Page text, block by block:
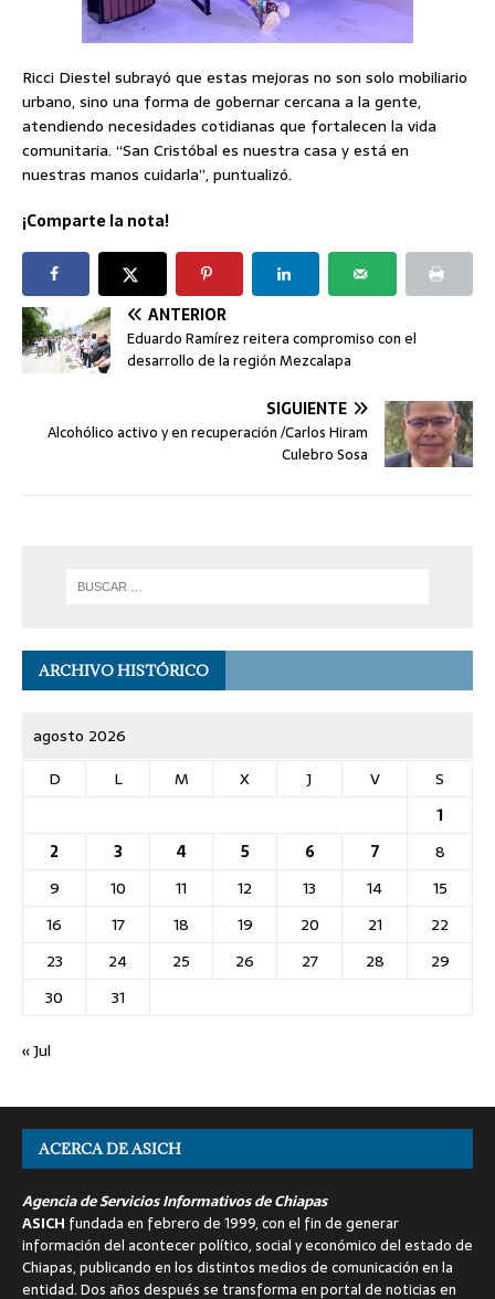
Ricci Diestel subrayó que estas mejoras no son solo mobiliario
urbano, sino una forma de gobernar cercana a la gente,
atendiendo necesidades cotidianas que fortalecen la vida
comunitaria. “San Cristóbal es nuestra casa y está en
nuestras manos cuidarla”, puntualizó.
¡Comparte la nota!
ANTERIOR
Eduardo Ramírez reitera compromiso con el
desarrollo de la región Mezcalapa
SIGUIENTE
Alcohólico activo y en recuperación /Carlos Hiram
Culebro Sosa
ARCHIVO HISTÓRICO
agosto 2026
D
L M X J V
S
1
2
3 4 5 6 7
8
9
10 11 12 13 14
15
16
17 18 19 20 21
22
23
24 25 26 27 28
29
30
31
« Jul
ACERCA DE ASICH
Agencia de Servicios Informativos de Chiapas
ASICH fundada en febrero de 1999, con el fin de generar
información del acontecer político, social y económico del estado de
Chiapas, publicando en los distintos medios de comunicación en la
entidad. Dos años después se transforma en portal de noticias en